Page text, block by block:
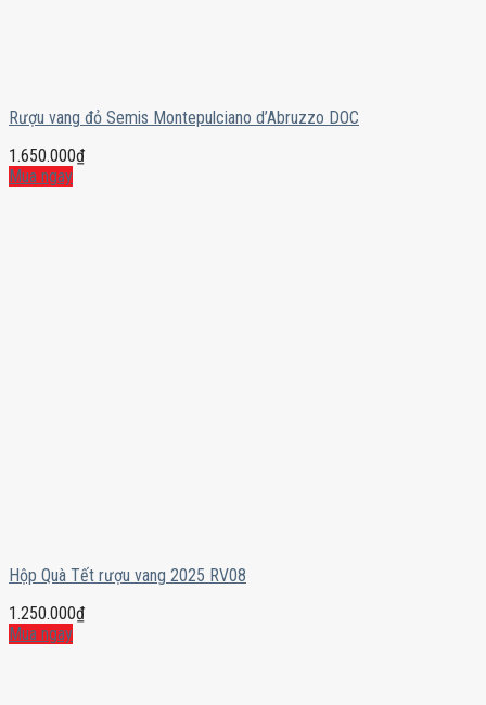
Rượu vang đỏ Semis Montepulciano d’Abruzzo DOC
1.650.000₫
Mua ngay
Hộp Quà Tết rượu vang 2025 RV08
1.250.000₫
Mua ngay